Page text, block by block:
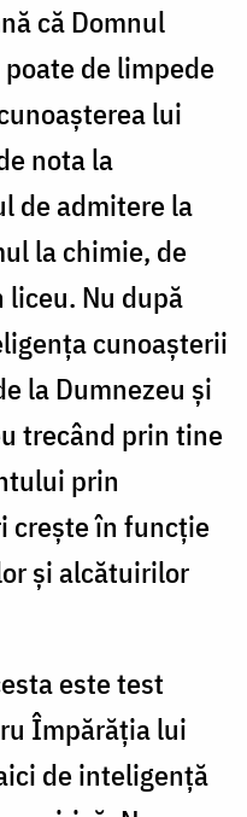
că Domnul
de limpede
lui
nota la
de admitere la
la chimie, de
liceu. Nu după
cunoașterii
la Dumnezeu și
trecând prin tine
prin
crește în funcție
și alcătuirilor
este test
Împărăția lui
de inteligență